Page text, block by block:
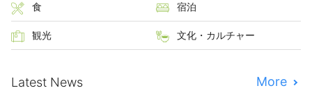
食 宿泊
観光 文化・カルチャー
Latest News More